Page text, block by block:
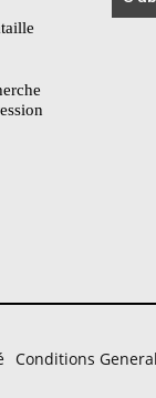
Conditions